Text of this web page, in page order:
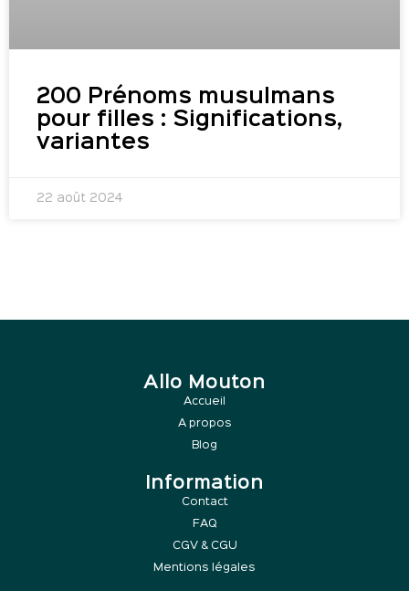
200 Prénoms musulmans
pour filles : Significations,
variantes
22 août 2024
Allo Mouton
Accueil
A propos
Blog
Information
Contact
FAQ
CGV & CGU
Mentions légales